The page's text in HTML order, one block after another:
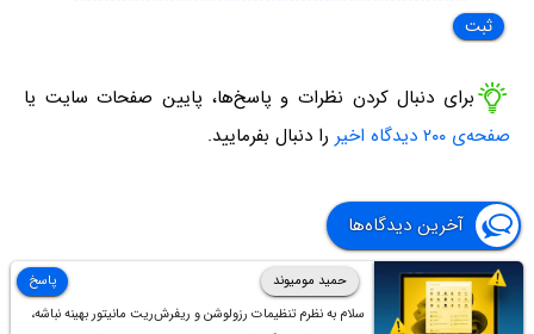
برای دنبال کردن نظرات و پاسخ‌ها، پایین صفحات سایت یا
صفحه‌ی ۲۰۰ دیدگاه اخیر
را دنبال بفرمایید.
آخرین دیدگاه‌ها
حمید مومیوند
سلام به نظرم تنظیمات رزولوشن و ریفرش‌ریت مانیتور بهینه نباشه،
پاسخ